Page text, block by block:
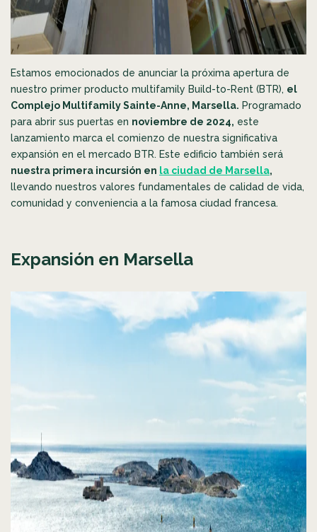
Estamos emocionados de anunciar la próxima apertura de
nuestro primer producto multifamily Build-to-Rent (BTR), el
Complejo Multifamily Sainte-Anne, Marsella. Programado
para abrir sus puertas en noviembre de 2024, este
lanzamiento marca el comienzo de nuestra significativa
expansión en el mercado BTR. Este edificio también será
nuestra primera incursión en la ciudad de Marsella,
llevando nuestros valores fundamentales de calidad de vida,
comunidad y conveniencia a la famosa ciudad francesa.
Expansión en Marsella